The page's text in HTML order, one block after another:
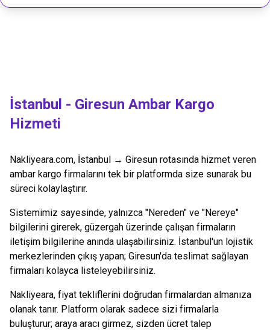
İstanbul - Giresun Ambar Kargo
Hizmeti
Nakliyeara.com, İstanbul → Giresun rotasında hizmet veren
ambar kargo firmalarını tek bir platformda size sunarak bu
süreci kolaylaştırır.
Sistemimiz sayesinde, yalnızca "Nereden" ve "Nereye"
bilgilerini girerek, güzergah üzerinde çalışan firmaların
iletişim bilgilerine anında ulaşabilirsiniz. İstanbul'un lojistik
merkezlerinden çıkış yapan; Giresun'da teslimat sağlayan
firmaları kolayca listeleyebilirsiniz.
Nakliyeara, fiyat tekliflerini doğrudan firmalardan almanıza
olanak tanır. Platform olarak sadece sizi firmalarla
buluşturur; araya aracı girmez, sizden ücret talep